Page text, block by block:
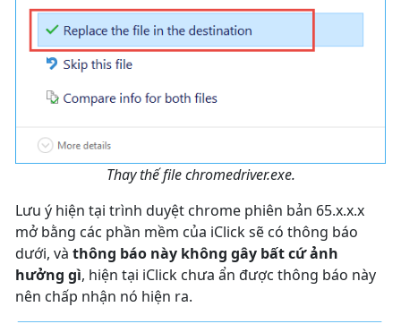
Thay thế file chromedriver.exe.
Lưu ý hiện tại trình duyệt chrome phiên bản 65.x.x.x
mở bằng các phần mềm của iClick sẽ có thông báo
dưới, và thông báo này không gây bất cứ ảnh
hưởng gì, hiện tại iClick chưa ẩn được thông báo này
nên chấp nhận nó hiện ra.